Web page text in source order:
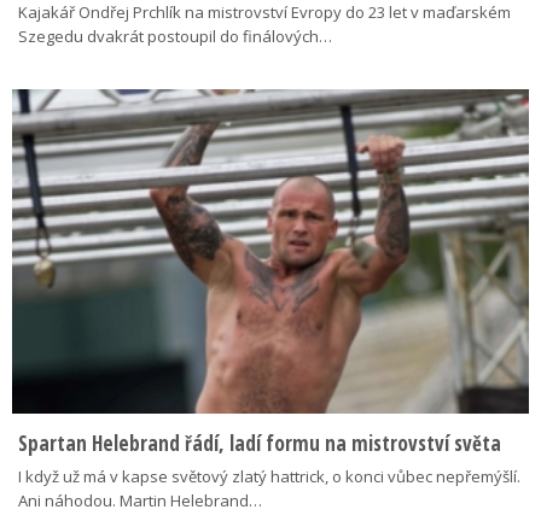
Kajakář Ondřej Prchlík na mistrovství Evropy do 23 let v maďarském
Szegedu dvakrát postoupil do finálových…
Spartan Helebrand řádí, ladí formu na mistrovství světa
I když už má v kapse světový zlatý hattrick, o konci vůbec nepřemýšlí.
Ani náhodou. Martin Helebrand…